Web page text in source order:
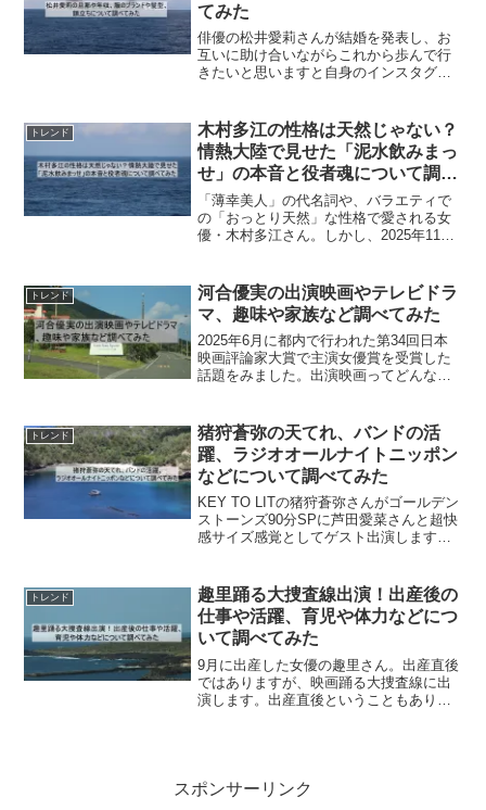
てみた
俳優の松井愛莉さんが結婚を発表し、お
互いに助け合いながらこれから歩んで行
きたいと思いますと自身のインスタグラ
顔立ちについて調べてみました。松井愛
莉のプロフィール氏名：松...
トレンド
木村多江の性格は天然じゃない？
情熱大陸で見せた「泥水飲みまっ
せ」の本音と役者魂について調べ
てみた
「薄幸美人」の代名詞や、バラエティで
の「おっとり天然」な性格で愛される女
優・木村多江さん。しかし、2025年11月
的なものでした。予告で放った「泥水飲
みまっせ」という...
トレンド
河合優実の出演映画やテレビドラ
マ、趣味や家族など調べてみた
2025年6月に都内で行われた第34回日本
映画評論家大賞で主演女優賞を受賞した
話題をみました。出演映画ってどんなの
ですから、趣味も演劇かのか、また、幼
少期など家族環境も...
トレンド
猪狩蒼弥の天てれ、バンドの活
躍、ラジオオールナイトニッポン
などについて調べてみた
KEY TO LITの猪狩蒼弥さんがゴールデン
ストーンズ90分SPに芦田愛菜さんと超快
感サイズ感覚としてゲスト出演します。
正確なのな血液型も影響しているのでは
ないかなど...
トレンド
趣里踊る大捜査線出演！出産後の
仕事や活躍、育児や体力などにつ
いて調べてみた
9月に出産した女優の趣里さん。出産直後
ではありますが、映画踊る大捜査線に出
演します。出産直後ということもあり、
スポンサーリンク